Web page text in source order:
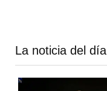
La noticia del día